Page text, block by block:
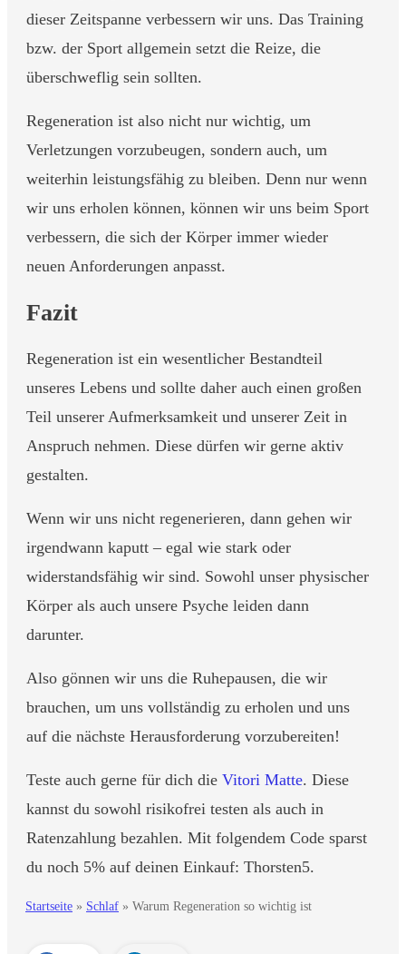
dieser Zeitspanne verbessern wir uns. Das Training
bzw. der Sport allgemein setzt die Reize, die
überschweflig sein sollten.
Regeneration ist also nicht nur wichtig, um
Verletzungen vorzubeugen, sondern auch, um
weiterhin leistungsfähig zu bleiben. Denn nur wenn
wir uns erholen können, können wir uns beim Sport
verbessern, die sich der Körper immer wieder
neuen Anforderungen anpasst.
Fazit
Regeneration ist ein wesentlicher Bestandteil
unseres Lebens und sollte daher auch einen großen
Teil unserer Aufmerksamkeit und unserer Zeit in
Anspruch nehmen. Diese dürfen wir gerne aktiv
gestalten.
Wenn wir uns nicht regenerieren, dann gehen wir
irgendwann kaputt – egal wie stark oder
widerstandsfähig wir sind. Sowohl unser physischer
Körper als auch unsere Psyche leiden dann
darunter.
Also gönnen wir uns die Ruhepausen, die wir
brauchen, um uns vollständig zu erholen und uns
auf die nächste Herausforderung vorzubereiten!
Teste auch gerne für dich die Vitori Matte. Diese
kannst du sowohl risikofrei testen als auch in
Ratenzahlung bezahlen. Mit folgendem Code sparst
du noch 5% auf deinen Einkauf: Thorsten5.
Startseite » Schlaf » Warum Regeneration so wichtig ist